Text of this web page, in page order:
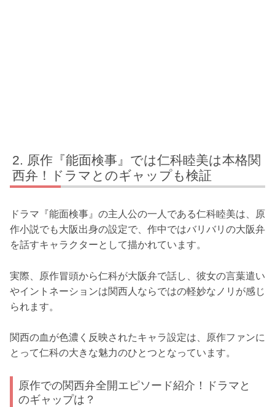
原作『能面検事』では仁科睦美は本格関
西弁！ドラマとのギャップも検証
ドラマ『能面検事』の主人公の一人である仁科睦美は、原
作小説でも大阪出身の設定で、作中ではバリバリの大阪弁
を話すキャラクターとして描かれています。
実際、原作冒頭から仁科が大阪弁で話し、彼女の言葉遣い
やイントネーションは関西人ならではの軽妙なノリが感じ
られます。
関西の血が色濃く反映されたキャラ設定は、原作ファンに
とって仁科の大きな魅力のひとつとなっています。
原作での関西弁全開エピソード紹介！ドラマと
のギャップは？